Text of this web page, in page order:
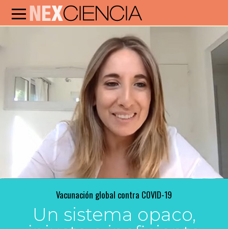
Vacunación global contra COVID-19
Un sistema opaco,